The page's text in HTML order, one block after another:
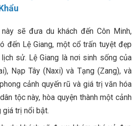
sẽ đưa du khách đến Côn Minh,
đến Lệ Giang, một cổ trấn tuyệt đẹp
sử. Lệ Giang là nơi sinh sống của
Nạp Tây (Naxi) và Tạng (Zang), và
cảnh quyến rũ và giá trị văn hóa
tộc này, hòa quyện thành một cảnh
giá trị nổi bật.